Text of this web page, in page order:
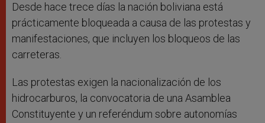
Desde hace trece días la nación boliviana está
prácticamente bloqueada a causa de las protestas y
manifestaciones, que incluyen los bloqueos de las
carreteras.
Las protestas exigen la nacionalización de los
hidrocarburos, la convocatoria de una Asamblea
Constituyente y un referéndum sobre autonomías